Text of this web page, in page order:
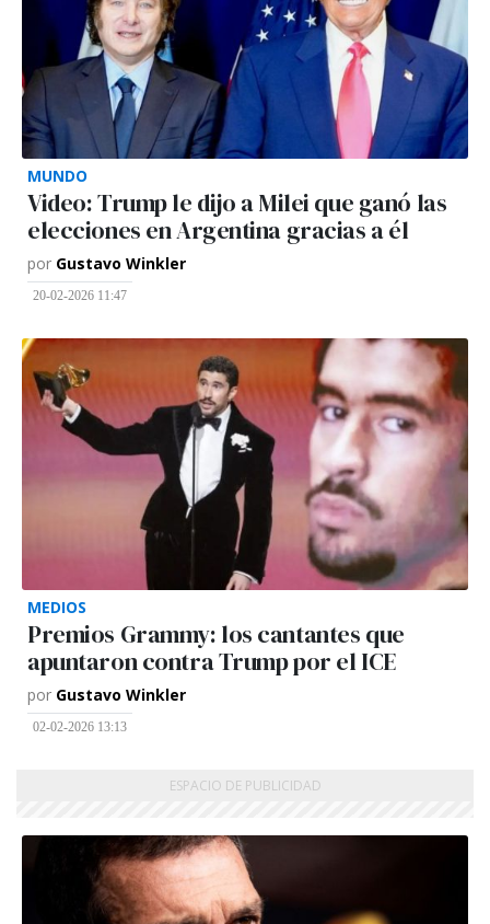
MUNDO
Video: Trump le dijo a Milei que ganó las
elecciones en Argentina gracias a él
por Gustavo Winkler
20-02-2026 11:47
MEDIOS
Premios Grammy: los cantantes que
apuntaron contra Trump por el ICE
por Gustavo Winkler
02-02-2026 13:13